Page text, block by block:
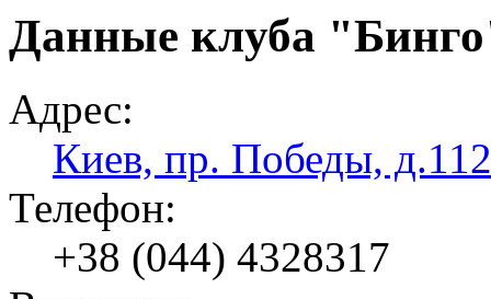
Данные клуба
Адрес:
Киев, пр. Победы, д.112
Телефон:
+38 (044) 4328317